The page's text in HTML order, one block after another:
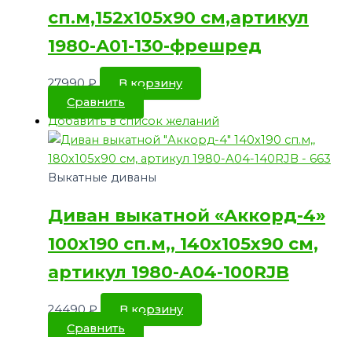
сп.м,152х105х90 см,артикул
1980-А01-130-фрешред
27990₽
В корзину
Сравнить
Добавить в список желаний
Выкатные диваны
Диван выкатной «Аккорд-4»
100х190 сп.м,, 140х105х90 см,
артикул 1980-А04-100RJB
24490₽
В корзину
Сравнить